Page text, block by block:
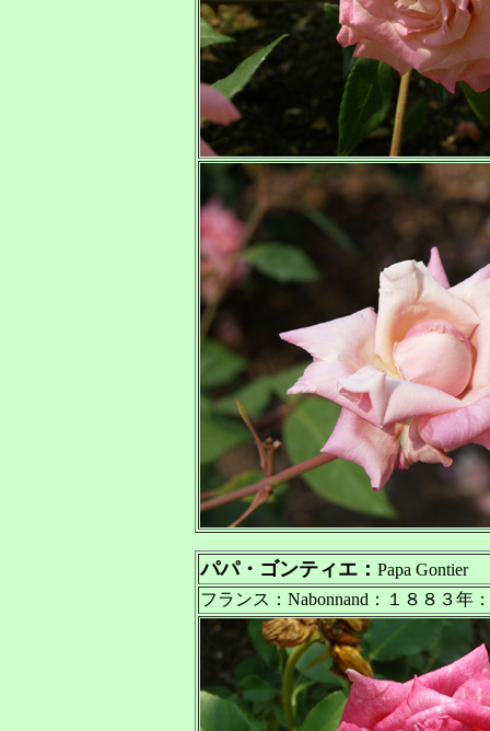
パパ・ゴンティエ： Papa Gontier
フランス：Nabonnand：１８８３年